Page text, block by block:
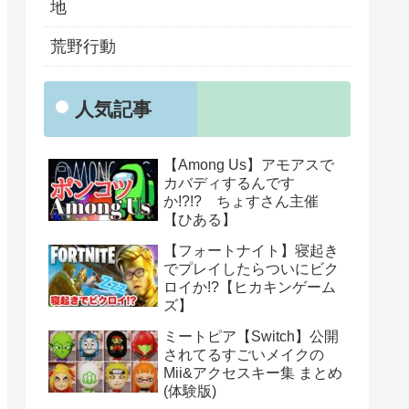
地
荒野行動
人気記事
【Among Us】アモアスで
カバディするんです
か!?!? ちょすさん主催
【ひある】
【フォートナイト】寝起き
でプレイしたらついにビク
ロイか!?【ヒカキンゲーム
ズ】
ミートピア【Switch】公開
されてるすごいメイクの
Mii&アクセスキー集 まとめ
(体験版)